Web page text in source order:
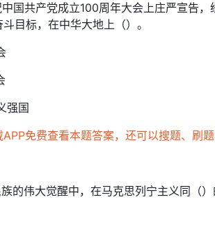
国共产党成立100周年大会上庄严宣告
目标，在中华大地上（）。
强国
免费查看本题答案，还可以搜题、刷
的伟大觉醒中，在马克思列宁主义同（